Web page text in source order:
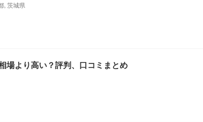
,茨城県
場より高い？評判、口コミまとめ